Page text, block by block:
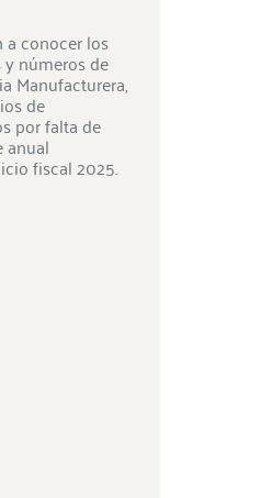
a conocer los
números de
Manufacturera,
de
por falta de
anual
fiscal 2025.